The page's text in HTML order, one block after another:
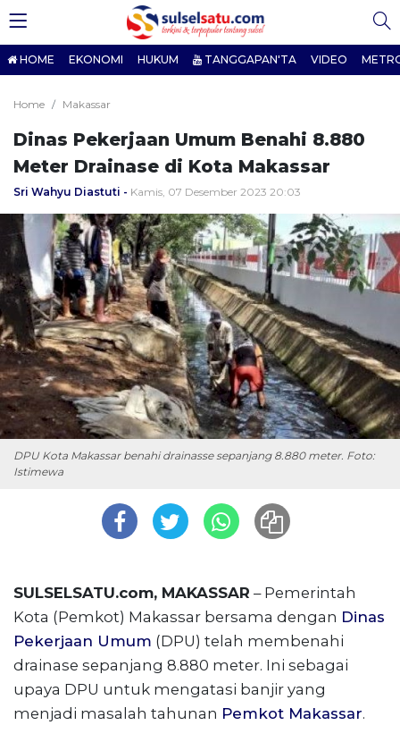
HOME EKONOMI HUKUM TANGGAPAN'TA VIDEO
Home Makassar
Dinas Pekerjaan Umum Benahi 8.880
Meter Drainase di Kota Makassar
Sri Wahyu Diastuti Kamis, 07 Desember 2023 20:03
DPU Kota Makassar benahi drainasse sepanjang 8.880 meter. Foto:
Istimewa
SULSELSATU.com, MAKASSAR – Pemerintah
Kota (Pemkot) Makassar bersama dengan Dinas
Pekerjaan Umum (DPU) telah membenahi
drainase sepanjang 8.880 meter. Ini sebagai
upaya DPU untuk mengatasi banjir yang
menjadi masalah tahunan Pemkot Makassar.